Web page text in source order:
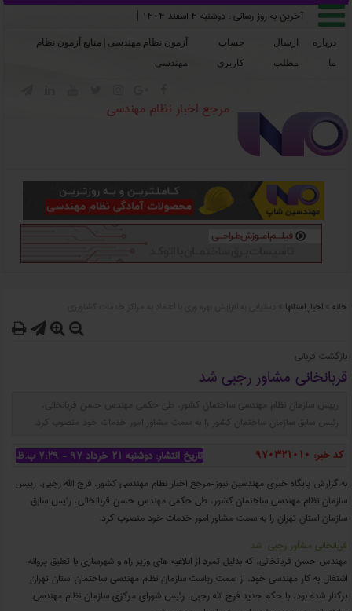
 آخرین به روز رسانی : دوشنبه ۴ اسفند ۱۴۰۴ |
درباره
ما
ارسال
مطلب
حساب
کاربری
آزمون نظام مهندسی | منابع آزمون نظام
مهندسی
مرجع اخبار نظام مهندسی
خانه »اخبار استانها
   
بازگشت قربانی
قربانخانی مشاور رجبی شد
کد خبر: 970321010 تاریخ انتشار: دوشنبه ۲۱ خرداد ۹۷ - ۷:۲۹ ب.ظ
به گزارش پایگاه خبری مهندسین نیوز-مرجع اخبار نظام مهندسی کشور، فرج الله رجبی، رییس
سازمان نظام مهندسی ساختمان کشور، طی حکمی مهندس حسن قربانخانی، رئیس سابق
سازمان استان تهران را به سمت مشاور امور خدمات خود منصوب کرد.
قربانخانی مشاور رجبی شد
مهندس حسن قربانخانی، که بدلیل تمرد از ابلاغیه های وزیر راه و شهرسازی با تعلیق پروانه
اشتغال به کار مهندسی خود، از سمت ریاست سازمان نظام مهندسی ساختمان استان تهران
برکنار شده بود، با حکم جدید فرج الله رجبی، رئیس شورای مرکزی سازمان نظام مهندسی